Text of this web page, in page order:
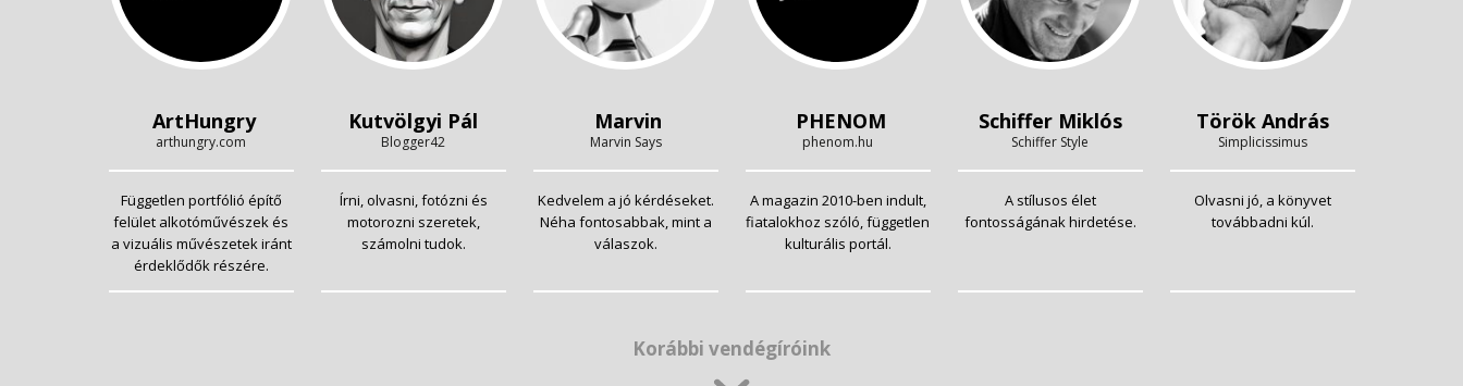
ArtHungry
arthungry.com
Független portfólió építő
felület alkotóművészek és
a vizuális művészetek iránt
érdeklődők részére.
Kutvölgyi Pál
Blogger42
Írni, olvasni, fotózni és
motorozni szeretek,
számolni tudok.
Marvin
Marvin Says
Kedvelem a jó kérdéseket.
Néha fontosabbak, mint a
válaszok.
PHENOM
phenom.hu
A magazin 2010-ben indult,
fiatalokhoz szóló, független
kulturális portál.
Schiffer Miklós
Schiffer Style
A stílusos élet
fontosságának hirdetése.
Török András
Simplicissimus
Olvasni jó, a könyvet
továbbadni kúl.
Korábbi vendégíróink